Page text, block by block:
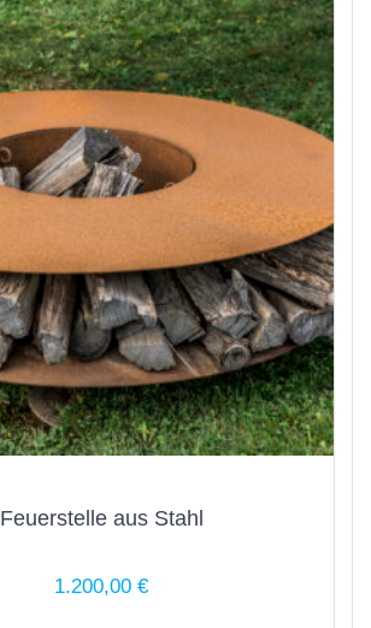
Feuerstelle aus Stahl
1.200,00 €